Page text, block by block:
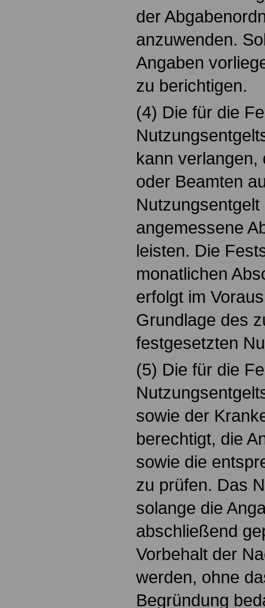
der
anzuwenden.
Angaben
zu berichtigen.
(4) Die für die
kann verlangen,
oder Beamten
angemessene
leisten. Die
monatlichen
erfolgt im
Grundlage des
festgesetzten
(5) Die für die
sowie der
berechtigt, die
sowie die
zu prüfen. Das
solange die
abschließend
Vorbehalt der
werden, ohne
Begründung